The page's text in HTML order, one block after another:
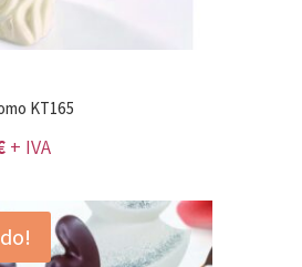
KT165
El
actual
es:
+ IVA